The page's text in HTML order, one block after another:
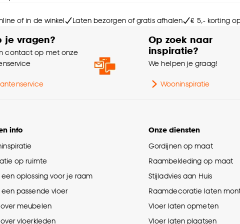
of in de winkel Laten bezorgen of gratis afhalen € 5,- korting
je vragen?
contact op met onze
Op zoek naar
inspiratie?
We helpen je graag!
Wooninspiratie
info
op ruimte
oplossing voor je raam
passende vloer
meubelen
vloerkleden
Onze diensten
Gordijnen op maat
Raambekleding op maat
Stijladvies aan Huis
Raamdecoratie laten
Vloer laten opmeten
Vloer laten plaatsen